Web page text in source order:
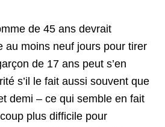
de 45 ans devrait
au moins neuf jours pour tirer
de 17 ans peut s’en
s’il le fait aussi souvent que
demi – ce qui semble en fait
plus difficile pour